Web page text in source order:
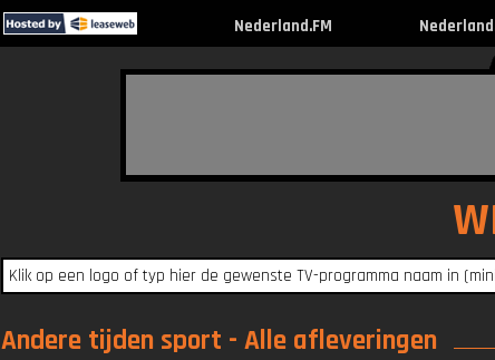
Nederland.FM
Andere tijden sport - Alle afleveringen